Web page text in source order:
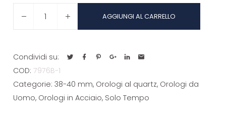
AGGIUNGI AL CARRELLO
Condividi su:
COD:7976B-1
Categorie:38-40 mm, Orologi al quartz, Orologi da
Uomo, Orologi in Acciaio, Solo Tempo